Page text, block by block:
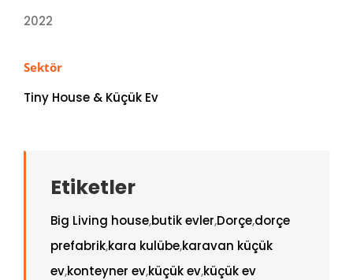
2022
Sektör
Tiny House & Küçük Ev
Etiketler
Big Living house,butik evler,Dorçe,dorçe
prefabrik,kara kulübe,karavan küçük
ev,konteyner ev,küçük ev,küçük ev